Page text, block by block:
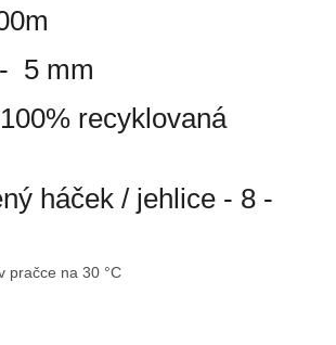
5 mm
recyklovaná
háček / jehlice - 8 -
pračce na 30 °C